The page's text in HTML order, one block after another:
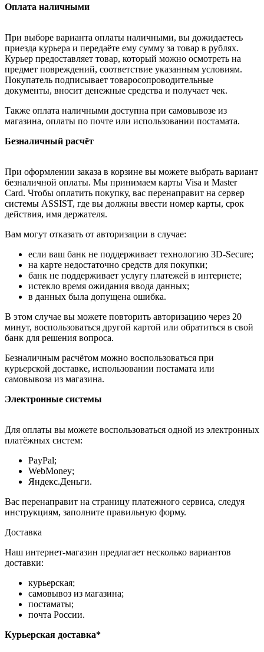
Оплата наличными
При выборе варианта оплаты наличными, вы дожидаетесь
приезда курьера и передаёте ему сумму за товар в рублях.
Курьер предоставляет товар, который можно осмотреть на
предмет повреждений, соответствие указанным условиям.
Покупатель подписывает товаросопроводительные
документы, вносит денежные средства и получает чек.
Также оплата наличными доступна при самовывозе из
магазина, оплаты по почте или использовании постамата.
Безналичный расчёт
При оформлении заказа в корзине вы можете выбрать вариант
безналичной оплаты. Мы принимаем карты Visa и Master
Card. Чтобы оплатить покупку, вас перенаправит на сервер
системы ASSIST, где вы должны ввести номер карты, срок
действия, имя держателя.
Вам могут отказать от авторизации в случае:
если ваш банк не поддерживает технологию 3D-Secure;
на карте недостаточно средств для покупки;
банк не поддерживает услугу платежей в интернете;
истекло время ожидания ввода данных;
в данных была допущена ошибка.
В этом случае вы можете повторить авторизацию через 20
минут, воспользоваться другой картой или обратиться в свой
банк для решения вопроса.
Безналичным расчётом можно воспользоваться при
курьерской доставке, использовании постамата или
самовывоза из магазина.
Электронные системы
Для оплаты вы можете воспользоваться одной из электронных
платёжных систем:
PayPal;
WebMoney;
Яндекс.Деньги.
Вас перенаправит на страницу платежного сервиса, следуя
инструкциям, заполните правильную форму.
Доставка
Наш интернет-магазин предлагает несколько вариантов
доставки:
курьерская;
самовывоз из магазина;
постаматы;
почта России.
Курьерская доставка*